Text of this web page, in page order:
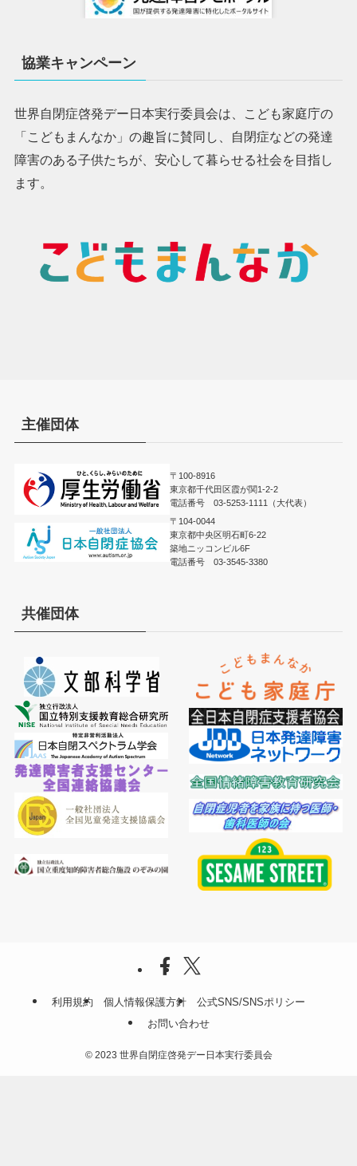
協業キャンペーン
世界自閉症啓発デー日本実行委員会は、こども家庭庁の
「こどもまんなか」の趣旨に賛同し、自閉症などの発達
障害のある子供たちが、安心して暮らせる社会を目指し
ます。
主催団体
〒100-8916
東京都千代田区霞が関1-2-2
電話番号 03-5253-1111（大代表）
〒104-0044
東京都中央区明石町6-22
築地ニッコンビル6F
電話番号 03-3545-3380
共催団体
利用規約 個人情報保護方針
公式SNS/SNSポリシー
お問い合わせ
©2023 世界自閉症啓発デー日本実行委員会